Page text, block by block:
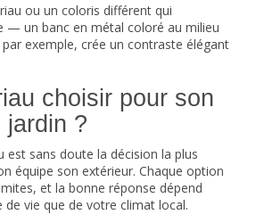
ou un coloris différent qui
— un banc en métal coloré au milieu
exemple, crée un contraste élégant
choisir pour son
jardin ?
est sans doute la décision la plus
équipe son extérieur. Chaque option
et la bonne réponse dépend
vie que de votre climat local.